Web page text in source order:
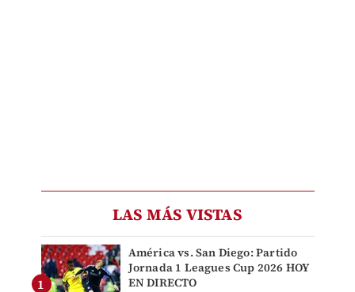
LAS MÁS VISTAS
América vs. San Diego: Partido
Jornada 1 Leagues Cup 2026 HOY
EN DIRECTO